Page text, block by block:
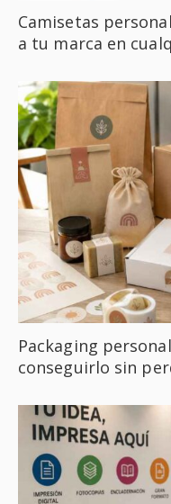
Camisetas
a tu marca en
Packaging
conseguirlo sin